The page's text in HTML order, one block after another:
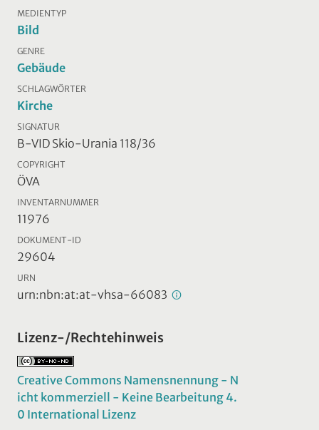
MEDIENTYP
Bild
GENRE
Gebäude
SCHLAGWÖRTER
Kirche
SIGNATUR
B-VID Skio-Urania 118/36
COPYRIGHT
ÖVA
INVENTARNUMMER
11976
DOKUMENT-ID
29604
URN
urn:nbn:at:at-vhsa-66083
Lizenz-/Rechtehinweis
Creative Commons Namensnennung - N
icht kommerziell - Keine Bearbeitung 4.
0 International Lizenz